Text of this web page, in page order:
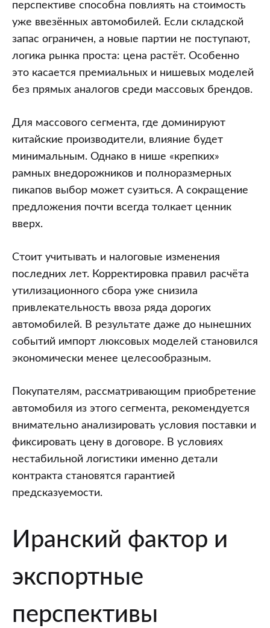
перспективе способна повлиять на стоимость
уже ввезённых автомобилей. Если складской
запас ограничен, а новые партии не поступают,
логика рынка проста: цена растёт. Особенно
это касается премиальных и нишевых моделей
без прямых аналогов среди массовых брендов.
Для массового сегмента, где доминируют
китайские производители, влияние будет
минимальным. Однако в нише «крепких»
рамных внедорожников и полноразмерных
пикапов выбор может сузиться. А сокращение
предложения почти всегда толкает ценник
вверх.
Стоит учитывать и налоговые изменения
последних лет. Корректировка правил расчёта
утилизационного сбора уже снизила
привлекательность ввоза ряда дорогих
автомобилей. В результате даже до нынешних
событий импорт люксовых моделей становился
экономически менее целесообразным.
Покупателям, рассматривающим приобретение
автомобиля из этого сегмента, рекомендуется
внимательно анализировать условия поставки и
фиксировать цену в договоре. В условиях
нестабильной логистики именно детали
контракта становятся гарантией
предсказуемости.
Иранский фактор и
экспортные
перспективы